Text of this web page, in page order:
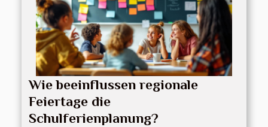
Wie beeinflussen regionale
Feiertage die
Schulferienplanung?